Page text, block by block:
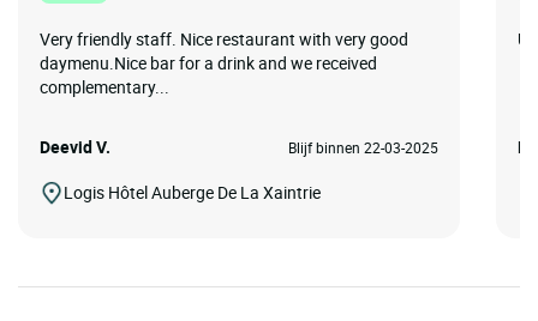
Very friendly staff. Nice restaurant with very good
daymenu.Nice bar for a drink and we received
complementary...
Deevid V. Blijf binnen 22-03-2025
Logis Hôtel Auberge De La Xaintrie